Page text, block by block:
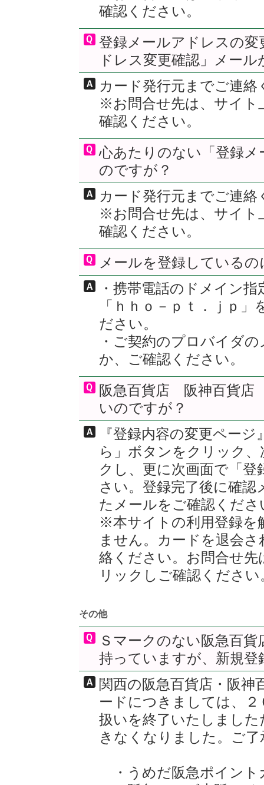
確認ください。
登録メールアドレスの
ドレス変更確認」メー
カード発行元までご連絡
※お問合せ先は、サイト
確認ください。
心あたりのない「登録
のですが？
カード発行元までご連絡
※お問合せ先は、サイト
確認ください。
メールを登録している
・携帯電話のドメイン
「ｈｈｏ－ｐｔ．ｊｐ
ださい。
・ご契約のプロバイダ
か、ご確認ください。
阪急百貨店 阪神百貨店
いのですが？
『登録内容の変更ペー
ら」ボタンをクリック
クし、更に次画面で「
さい。登録完了後に確
たメールをご確認くださ
※本サイトの利用登録を
ません。カードを退会
絡ください。お問合せ
リックしご確認ください
その他
Ｓマークのない阪急百
持っていますが、新規
関西の阪急百貨店・阪神
ードにつきましては、
扱いを終了いたしまし
きなくなりました。ご
・うめだ阪急ポイント